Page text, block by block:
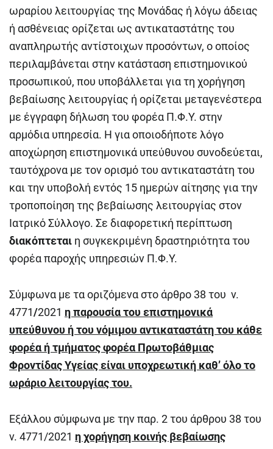
ωραρίου λειτουργίας της Μονάδας ή λόγω άδειας
ή ασθένειας ορίζεται ως αντικαταστάτης του
αναπληρωτής αντίστοιχων προσόντων, ο οποίος
περιλαμβάνεται στην κατάσταση επιστημονικού
προσωπικού, που υποβάλλεται για τη χορήγηση
βεβαίωσης λειτουργίας ή ορίζεται μεταγενέστερα
με έγγραφη δήλωση του φορέα Π.Φ.Υ. στην
αρμόδια υπηρεσία. Η για οποιοδήποτε λόγο
αποχώρηση επιστημονικά υπεύθυνου συνοδεύεται,
ταυτόχρονα με τον ορισμό του αντικαταστάτη του
και την υποβολή εντός 15 ημερών αίτησης για την
τροποποίηση της βεβαίωσης λειτουργίας στον
Ιατρικό Σύλλογο. Σε διαφορετική περίπτωση
διακόπτεται η συγκεκριμένη δραστηριότητα του
φορέα παροχής υπηρεσιών Π.Φ.Υ.
Σύμφωνα με τα οριζόμενα στο άρθρο 38 του ν.
4771/2021 η παρουσία του επιστημονικά
υπεύθυνου ή του νόμιμου αντικαταστάτη του κάθε
φορέα ή τμήματος φορέα Πρωτοβάθμιας
Φροντίδας Υγείας είναι υποχρεωτική καθ’ όλο το
ωράριο λειτουργίας του.
Εξάλλου σύμφωνα με την παρ. 2 του άρθρου 38 του
ν. 4771/2021 η χορήγηση κοινής βεβαίωσης